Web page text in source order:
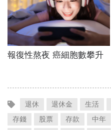
退休 退休金 生活
存錢
股票 存款 中年